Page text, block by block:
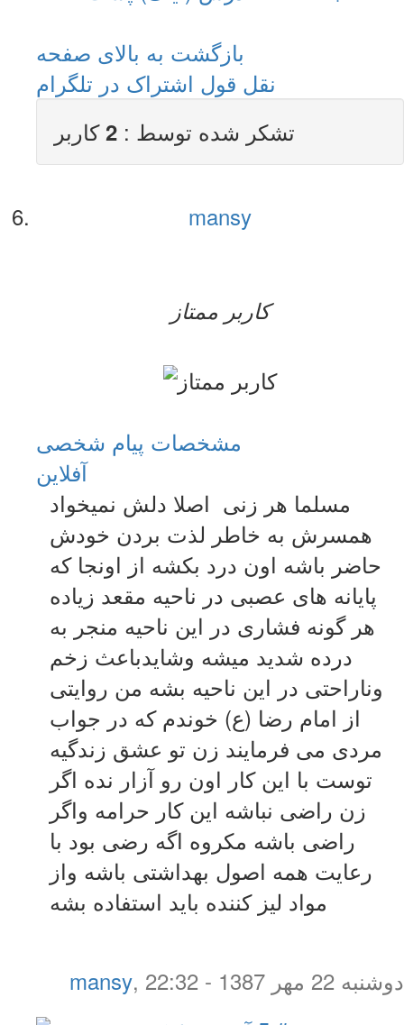
بازگشت به بالای صفحه
نقل قول اشتراک در تلگرام
تشکر شده توسط : 2 کاربر
mansy
کاربر ممتاز
مشخصات پیام شخصی
آفلاين
مسلما هر زنی اصلا دلش نمیخواد
همسرش به خاطر لذت بردن خودش
حاضر باشه اون درد بکشه از اونجا که
پایانه های عصبی در ناحیه مقعد زیاده
هر گونه فشاری در این ناحیه منجر به
درده شدید میشه وشایدباعث زخم
وناراحتی در این ناحیه بشه من روایتی
از امام رضا (ع) خوندم که در جواب
مردی می فرمایند زن تو عشق زندگیه
توست با این کار اون رو آزار نده اگر
زن راضی نباشه این کار حرامه واگر
راضی باشه مکروه اگه رضی بود با
رعایت همه اصول بهداشتی باشه واز
مواد لیز کننده باید استفاده بشه
mansy,
دوشنبه 22 مهر 1387 - 22:32